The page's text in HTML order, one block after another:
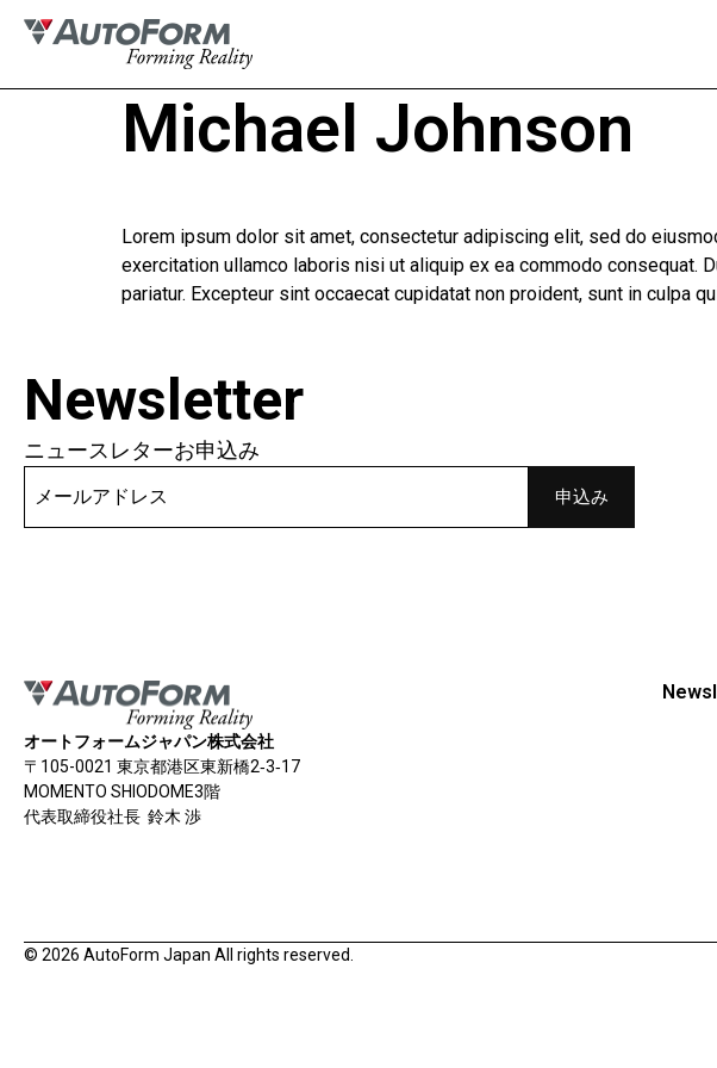
Michael Johnson
Lorem ipsum dolor sit amet, consectetur adipiscing elit, sed do
exercitation ullamco laboris nisi ut aliquip ex ea commodo consequat.
pariatur. Excepteur sint occaecat cupidatat non proident, sunt in culpa
Newsletter
ニュースレターお申込み
オートフォームジャパン株式会社
〒105-0021 東京都港区東新橋2‐3‐17
MOMENTO SHIODOME3階
代表取締役社長 鈴木 渉
© 2026 AutoForm Japan All rights reserved.